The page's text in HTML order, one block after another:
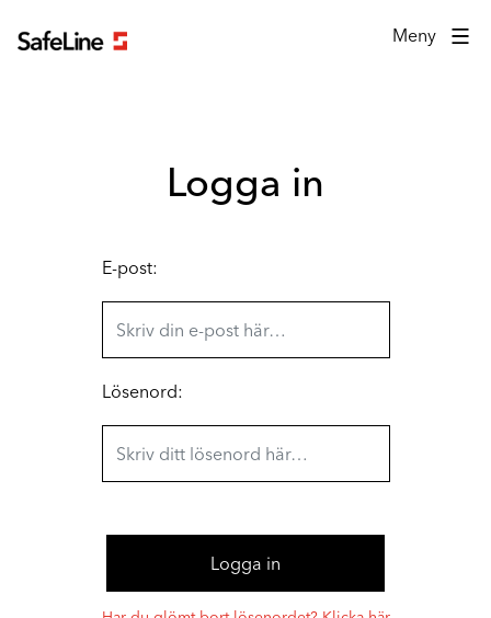
Meny
Logga in
Inloggningsformulär
E-post:
Lösenord: